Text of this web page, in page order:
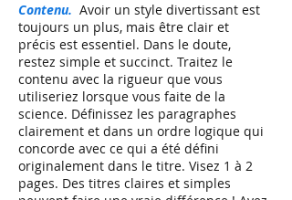
Contenu. Avoir un style divertissant est
toujours un plus, mais être clair et
précis est essentiel. Dans le doute,
restez simple et succinct. Traitez le
contenu avec la rigueur que vous
utiliseriez lorsque vous faite de la
science. Définissez les paragraphes
clairement et dans un ordre logique qui
concorde avec ce qui a été défini
originalement dans le titre. Visez 1 à 2
pages. Des titres claires et simples